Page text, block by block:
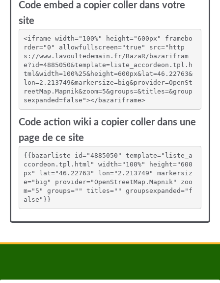
Code embed a copier coller dans votre
site
<iframe width="100%" height="600px" framebo
rder="0" allowfullscreen="true" src="http
s://www.lavoultedemain.fr/BazaR/bazarifram
e?id=4885050&template=liste_accordeon.tpl.h
tml&width=100%25&height=600px&lat=46.22763&
lon=2.213749&markersize=big&provider=OpenSt
reetMap.Mapnik&zoom=5&groups=&titles=&group
sexpanded=false"></bazariframe>
Code action wiki a copier coller dans une
page de ce site
{{bazarliste id="4885050" template="liste_a
ccordeon.tpl.html" width="100%" height="600
px" lat="46.22763" lon="2.213749" markersiz
e="big" provider="OpenStreetMap.Mapnik" zoo
m="5" groups="" titles="" groupsexpanded="f
alse"}}